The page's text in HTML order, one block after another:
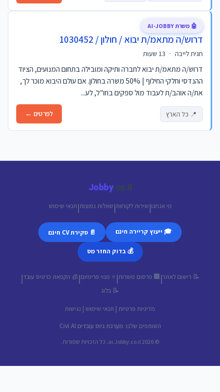
דרוש/ה מתאמ/ת יבוא / חולון / 1030452
חגית לייבה ·
דרוש/ה מתאמ/ת יבוא לחברה ותיקה ומובילה בתחום המנועים, הציוד
ההנדסי וחלקי החילוף | 50% משרה בחולון. אם עולם היבוא מוכר לך,
את/ה אוהב/ת לעבוד מול ספקים בחו"ל, לע...
📍 כל הארץ לפרטים ←
🤖 משרת AI-JOBBY
Jobby.co.il
מי אנחנו|שירות לקוחות|שאלות נפוצות|תנאי שימוש
🎓 ייעוץ קריירה חינם 📄 סקירת CV חינם
💰 בדוק החזר מס
📝 רישום לאתר| 🏢 פרסום משרות|⭐ מנוי פרימיום|🧊 הקפאת כרטיס עובד|
📝 בלוג
מדיניות פרטיות | תנאי שימוש | נגישות
השותפים שלנו: מערכת גיוס עובדים Civi AI
© 2026 ai.Jobby.co.il. כל הזכויות שמורות.